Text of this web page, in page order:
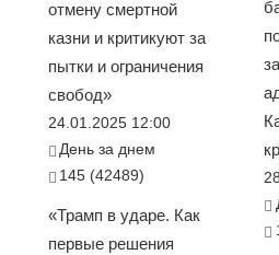
отмену смертной
казни и критикуют за
пытки и ограничения
свобод»
24.01.2025 12:00
День за днем
145 (42489)
«Трамп в ударе. Как
первые решения